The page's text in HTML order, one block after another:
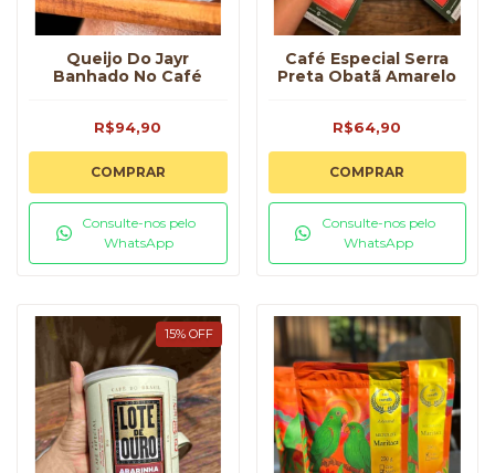
Queijo Do Jayr
Banhado No Café
R$94,90
COMPRAR
Consulte-nos pelo
WhatsApp
Café Especial Serra
Preta Obatã Amarelo
R$64,90
COMPRAR
Consulte-nos pelo
WhatsApp
15% OFF